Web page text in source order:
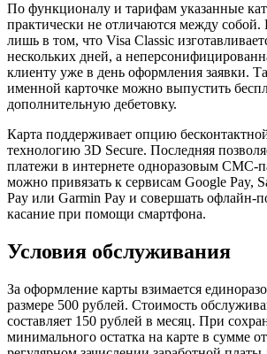
По функционалу и тарифам указанные
практически не отличаются между собой.
лишь в том, что Visa Classic
нескольких дней, а
клиенту уже в день оформления заявки.
именной карточке можно выпустить
дополнительную дебетовку.
Карта поддерживает опцию
технологию 3D Secure. Последняя
платежи в интернете одноразовым СМС-
можно привязать к сервисам Google Pay,
Pay или Garmin Pay и совершать офлайн-
касание при помощи смартфона.
Условия обслуживания
За оформление карты взимается
размере 500 рублей. Стоимость
составляет 150 рублей в месяц. При
минимального остатка на карте в сумме